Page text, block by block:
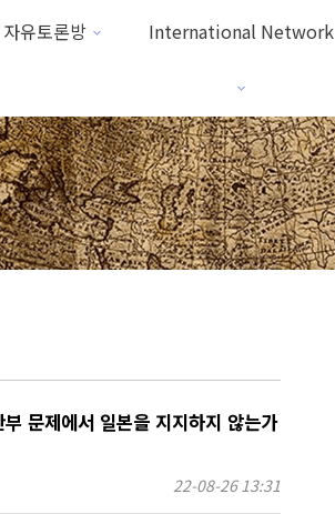
자유토론방
International Network
문제에서 일본을 지지하지 않는가
22-08-26 13:31